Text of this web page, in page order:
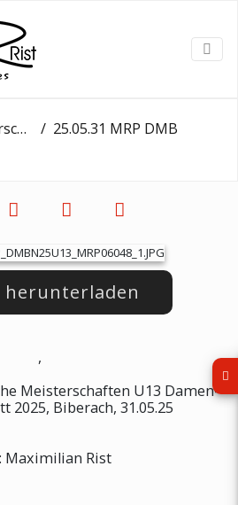
25.05.31 MRP DMBN25U13 MRP06048 1
herunterladen
,
Meisterschaften U13 Damen-
2025, Biberach, 31.05.25
Maximilian Rist